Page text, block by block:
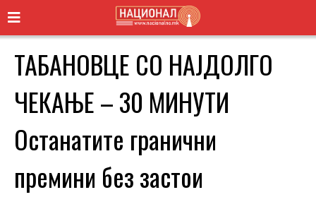
ТАБАНОВЦЕ СО НАЈДОЛГО
ЧЕКАЊЕ – 30 МИНУТИ
Останатите гранични
премини без застои